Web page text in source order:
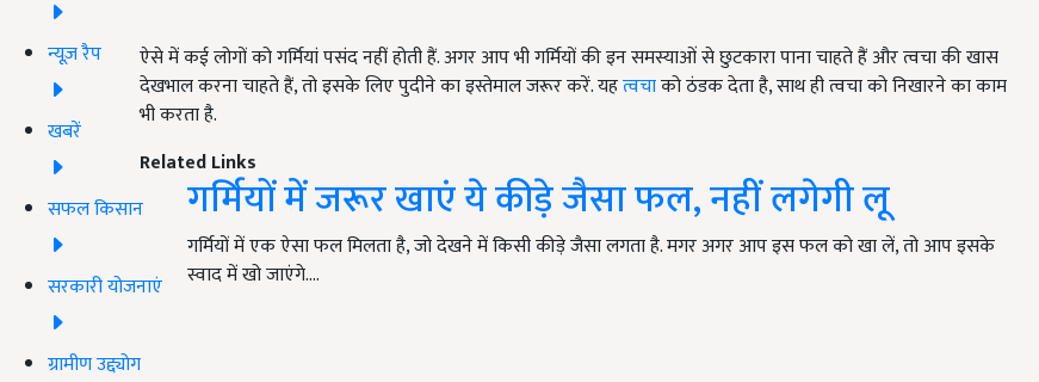
न्यूज़ रैप
खबरें
सफल किसान
सरकारी योजनाएं
ग्रामीण उद्द्योग
ऐसे में कई लोगों को गर्मियां पसंद नहीं होती हैं. अगर आप भी गर्मियों की इन समस्याओं से छुटकारा पाना चाहते हैं और त्वचा की खास
देखभाल करना चाहते हैं, तो इसके लिए पुदीने का इस्तेमाल जरूर करें. यहत्वचाको ठंडक देता है, साथ ही त्वचा को निखारने का काम
भी करता है.
Related Links
गर्मियों में जरूर खाएं ये कीड़े जैसा फल, नहीं लगेगी लू
गर्मियों में एक ऐसा फल मिलता है, जो देखने में किसी कीड़े जैसा लगता है. मगर अगर आप इस फल को खा लें, तो आप इसके
स्वाद में खो जाएंगे.…